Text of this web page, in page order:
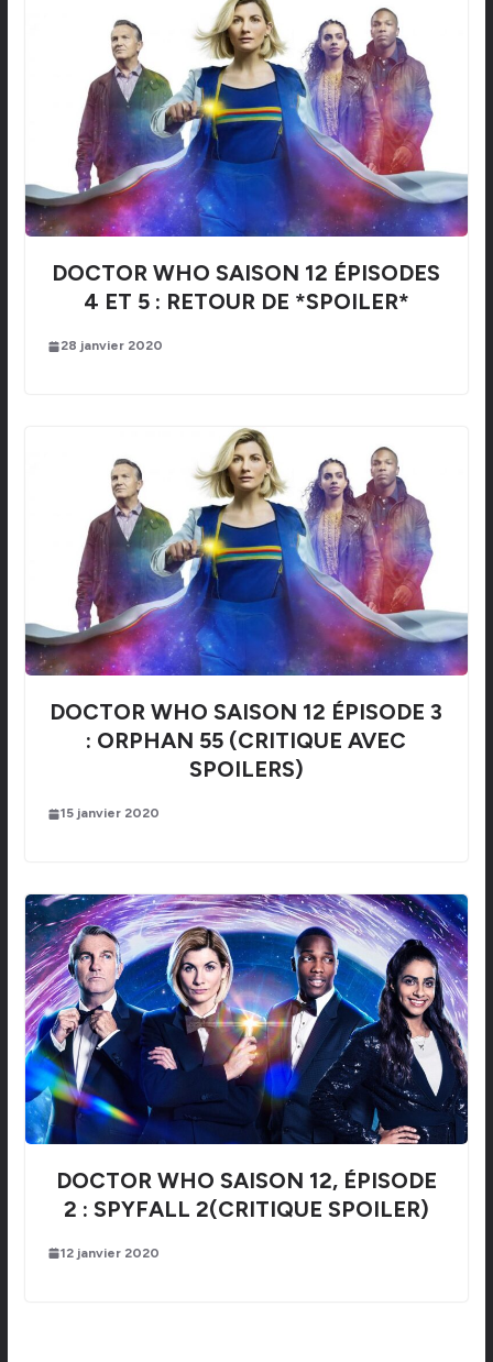
DOCTOR WHO SAISON 12 ÉPISODES
4 ET 5 : RETOUR DE *SPOILER*
28 janvier 2020
DOCTOR WHO SAISON 12 ÉPISODE 3
: ORPHAN 55 (CRITIQUE AVEC
SPOILERS)
15 janvier 2020
DOCTOR WHO SAISON 12, ÉPISODE
2 : SPYFALL 2(CRITIQUE SPOILER)
12 janvier 2020